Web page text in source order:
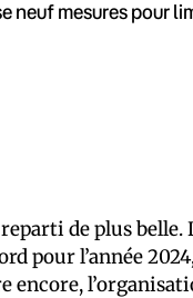
neuf mesures pour
de plus belle.
pour l’année
encore,